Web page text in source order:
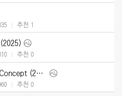
추천 1
추천 0
제네시스 G90 Wingback Concept (2025)
추천 0